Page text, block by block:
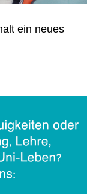
ein neues